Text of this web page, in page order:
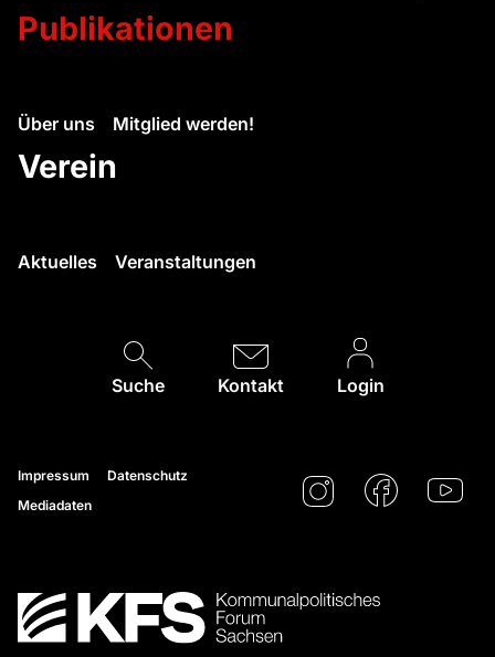
Publikationen
Über uns Mitglied werden!
Verein
Aktuelles Veranstaltungen
Suche Kontakt Login
Impressum
Datenschutz
Mediadaten